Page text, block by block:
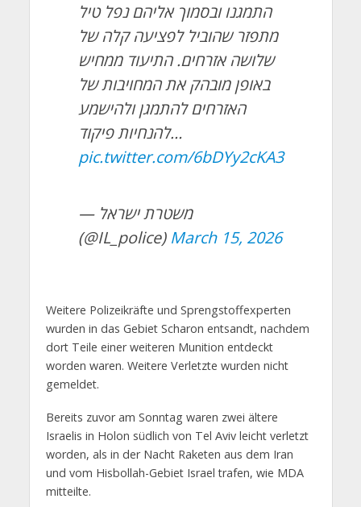
התמגנו ובסמוך אליהם נפל טיל
מתפזר שהוביל לפציעה קלה של
שלושה אזרחים. התיעוד ממחיש
באופן מובהק את המחויבות של
האזרחים להתמגן ולהישמע
להנחיות פיקוד…
pic.twitter.com/6bDYy2cKA3
— משטרת ישראל
(@IL_police) March 15, 2026
Weitere Polizeikräfte und Sprengstoffexperten
wurden in das Gebiet Scharon entsandt, nachdem
dort Teile einer weiteren Munition entdeckt
worden waren. Weitere Verletzte wurden nicht
gemeldet.
Bereits zuvor am Sonntag waren zwei ältere
Israelis in Holon südlich von Tel Aviv leicht verletzt
worden, als in der Nacht Raketen aus dem Iran
und vom Hisbollah-Gebiet Israel trafen, wie MDA
mitteilte.